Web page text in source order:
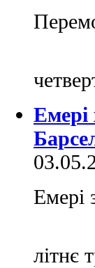
Емері
Емері
літнє